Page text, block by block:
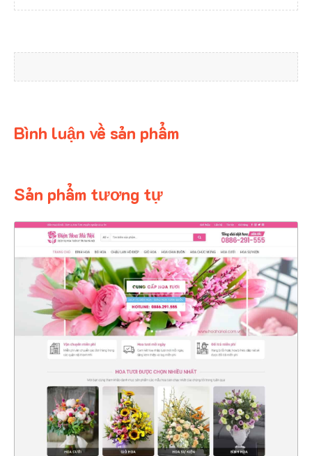
Bình luận về sản phẩm
Sản phẩm tương tự
4369
CHI TIẾT